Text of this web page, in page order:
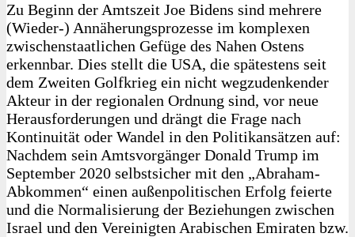
Zu Beginn der Amtszeit Joe Bidens sind mehrere
(Wieder-) Annäherungsprozesse im komplexen
zwischenstaatlichen Gefüge des Nahen Ostens
erkennbar. Dies stellt die USA, die spätestens seit
dem Zweiten Golfkrieg ein nicht wegzudenkender
Akteur in der regionalen Ordnung sind, vor neue
Herausforderungen und drängt die Frage nach
Kontinuität oder Wandel in den Politikansätzen auf:
Nachdem sein Amtsvorgänger Donald Trump im
September 2020 selbstsicher mit den „Abraham-
Abkommen“ einen außenpolitischen Erfolg feierte
und die Normalisierung der Beziehungen zwischen
Israel und den Vereinigten Arabischen Emiraten bzw.